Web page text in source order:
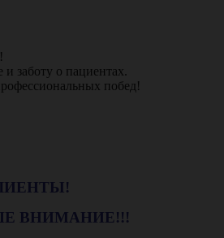
!
и заботу о пациентах.
побед!
ВНИМАНИЕ!!!